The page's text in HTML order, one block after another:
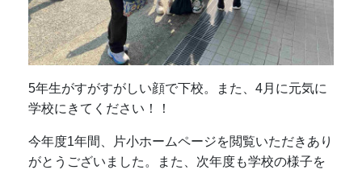
5年生がすがすがしい顔で下校。また、4月に元気に
学校にきてください！！
今年度1年間、片小ホームページを閲覧いただきあり
がとうございました。また、次年度も学校の様子を